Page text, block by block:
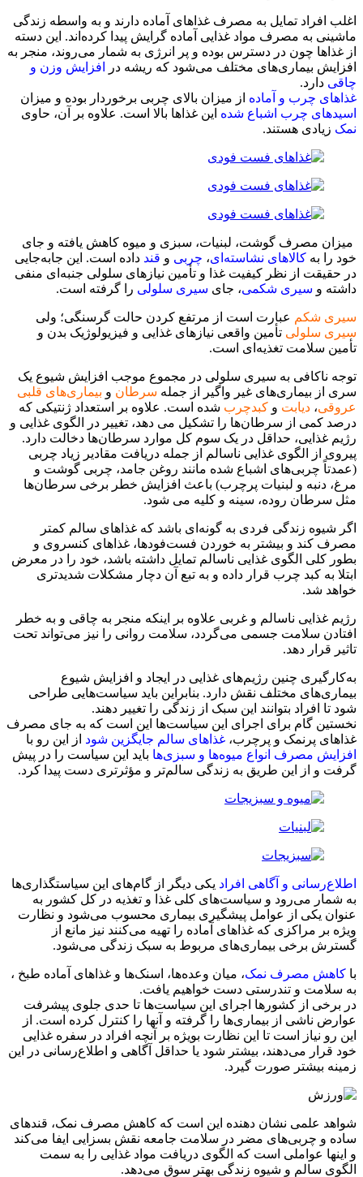
اغلب افراد تمایل به مصرف غذاهای آماده دارند و به واسطه زندگی
ماشینی به مصرف مواد غذایی آماده گرایش پیدا کرده‌اند. این دسته
از غذاها چون در دسترس بوده و پر انرژی به شمار می‌روند، منجر به
افزایش بیماری‌های مختلف می‌شود که ریشه در
افزایش وزن و
چاقی دارد.
غذاهای چرب و آماده از میزان بالای چربی برخوردار بوده و میزان
اسیدهای چرب اشباع شده این غذاها بالا است. علاوه بر آن، حاوی
نمک زیادی هستند.
میزان مصرف گوشت، لبنیات، سبزی و میوه کاهش یافته و جای
خود را به کالا‌های نشاسته‌ای، چربی و قند داده است. این جابه‌جایی
در حقیقت از نظر کیفیت غذا و تأمین نیاز‌های سلولی جنبه‌ای منفی
داشته و سیری شکمی، جای سیری سلولی را گرفته است.
سیری شکم عبارت است از مرتفع کردن حالت گرسنگی؛ ولی
سیری سلولی تأمین واقعی نیاز‌های غذایی و فیزیولوژیک بدن و
تأمین سلامت تغذیه‌ای است.
توجه ناكافی به سیری سلولی در مجموع موجب افزایش شیوع یک
سری از بیماری‌‌های غیر واگیر از جمله سرطان و بیماری‌‌های قلبی
عروقی، دیابت و کبدچرب شده است. علاوه بر استعداد ژنتیکی که
درصد کمی از سرطان‌‌ها را تشکیل می دهد، تغییر در الگوی غذایی و
رژیم غذایی، حداقل در یک سوم کل موارد سرطان‌‌ها دخالت دارد.
پیروی از الگوی غذایی ناسالم از جمله دریافت مقادیر زیاد چربی
(عمدتاً چربی‌‌های اشباع شده مانند روغن جامد، چربی گوشت و
مرغ، دنبه و لبنیات پرچرب) باعث افزایش خطر برخی سرطان‌‌ها
مثل سرطان روده، سینه و کلیه می شود.
اگر شیوه زندگی فردی به‌ گونه‌ای باشد که غذاهای سالم کمتر
مصرف کند و بیشتر به خوردن فست‌فودها، غذاهای کنسروی و
بطور کلی الگوی غذایی ناسالم تمایل داشته باشد، خود را در معرض
ابتلا به کبد چرب قرار داده و به تبع آن دچار مشکلات شدیدتری
خواهد شد.
رژیم غذایی ناسالم و غربی علاوه بر اینکه منجر به چاقی و به خطر
افتادن سلامت جسمی می‌‌گردد، سلامت روانی را نیز می‌‌تواند تحت
تاثیر قرار دهد.
به‌کارگیری چنین رژیم‌های غذایی در ایجاد و افزایش شیوع
بیماری‌های مختلف نقش دارد. بنابراین باید سیاست‌هایی طراحی
شود تا افراد بتوانند این سبک از زندگی را تغییر دهند.
نخستین گام برای اجرای این سیاست‌ها این است که به جای مصرف
غذاهای پرنمک و پرچرب، غذاهای سالم جایگزین شود از این رو با
افزایش مصرف انواع میوه‌ها و سبزی‌ها باید این سیاست را در پیش
گرفت و از این طریق به زندگی سالم‌تر و مؤثرتری دست پیدا کرد.
اطلاع‌رسانی و آگاهی افراد یکی دیگر از گام‌های این سیاستگذاری‌ها
به شمار می‌رود و سیاست‌های کلی غذا و تغذیه در کل کشور به
عنوان یکی از عوامل پیشگیری بیماری محسوب می‌شود و نظارت
ویژه بر مراکزی که غذاهای آماده را تهیه می‌کنند نیز مانع از
گسترش برخی بیماری‌های مربوط به سبک زندگی می‌شود.
با کاهش مصرف نمک، میان وعده‌ها، ‌اسنک‌ها و غذاهای آماده طبخ ،
به سلامت و تندرستی دست خواهیم یافت.
در برخی از کشورها اجرای این سیاست‌ها تا حدی جلوی پیشرفت
عوارض ناشی از بیماری‌ها را گرفته و آنها را کنترل کرده است. از
این رو نیاز است تا این نظارت بویژه بر آنچه افراد در سفره غذایی
خود قرار می‌دهند، بیشتر شود یا حداقل آگاهی و اطلاع‌رسانی در این
زمینه بیشتر صورت گیرد.
شواهد علمی نشان دهنده این است که کاهش مصرف نمک، ‌قندهای
ساده و چربی‌های مضر در سلامت جامعه نقش بسزایی ایفا می‌کند
و اینها عواملی است که الگوی دریافت مواد غذایی را به سمت
الگوی سالم و شیوه زندگی بهتر سوق می‌دهد.